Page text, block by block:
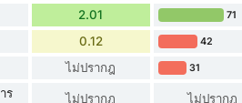
2.01 71
0.12 42
ไม่ปรากฎ 31
ร
ไม่ปรากฎ ไม่ปรากฎ